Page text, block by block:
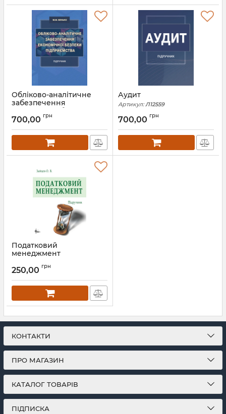
Обліково-аналітичне
забезпечення
економічної безпеки
підприємства: підручник
Артикул: Л52833
700,00 грн
Аудит
Артикул: Л12559
700,00 грн
Податковий
менеджмент
250,00 грн
КОНТАКТИ
ПРО МАГАЗИН
КАТАЛОГ ТОВАРІВ
ПІДПИСКА